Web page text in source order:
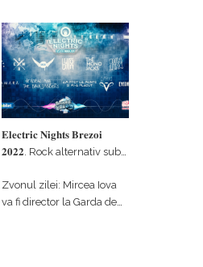
𝐄𝐥𝐞𝐜𝐭𝐫𝐢𝐜 𝐍𝐢𝐠𝐡𝐭𝐬 𝐁𝐫𝐞𝐳𝐨𝐢
𝟐𝟎𝟐𝟐. Rock alternativ sub
#𝐁𝐫𝐞𝐳𝐨𝐢𝐮𝐥𝐋𝐮𝐦𝐢𝐢
Zvonul zilei: Mircea Iova
va fi director la Garda de